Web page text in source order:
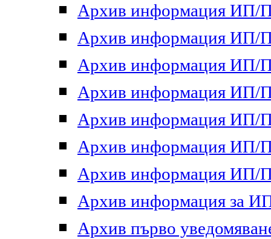
Архив информация ИП/
Архив информация ИП/
Архив информация ИП/
Архив информация ИП/
Архив информация ИП/
Архив информация ИП/
Архив информация ИП/
Архив информация за
Архив първо